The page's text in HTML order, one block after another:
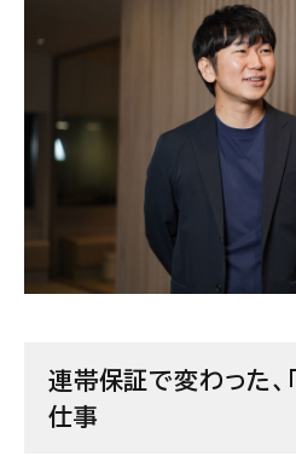
連帯保証で変わった、
仕事